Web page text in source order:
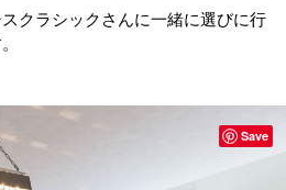
クラシックさんに一緒に選びに行
Save